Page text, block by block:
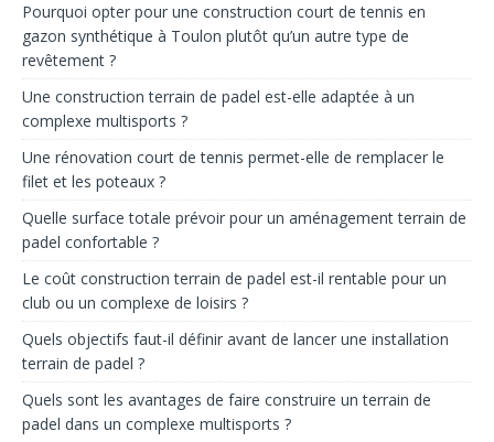
Pourquoi opter pour une construction court de tennis en
gazon synthétique à Toulon plutôt qu’un autre type de
revêtement ?
Une construction terrain de padel est-elle adaptée à un
complexe multisports ?
Une rénovation court de tennis permet-elle de remplacer le
filet et les poteaux ?
Quelle surface totale prévoir pour un aménagement terrain de
padel confortable ?
Le coût construction terrain de padel est-il rentable pour un
club ou un complexe de loisirs ?
Quels objectifs faut-il définir avant de lancer une installation
terrain de padel ?
Quels sont les avantages de faire construire un terrain de
padel dans un complexe multisports ?